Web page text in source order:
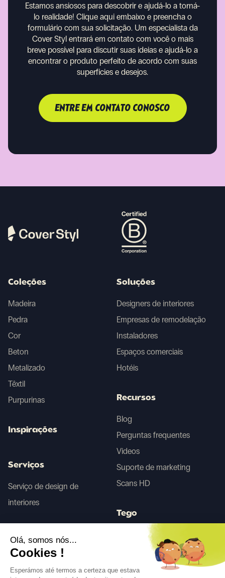
Estamos ansiosos para descobrir e ajudá-lo a torná-
lo realidade! Clique aqui embaixo e preencha o
formulário com sua solicitação. Um especialista da
Cover Styl entrará em contato com você o mais
breve possível para discutir suas ideias e ajudá-lo a
encontrar o produto perfeito de acordo com suas
superfícies e desejos.
ENTRE EM CONTATO CONOSCO
Coleções
Madeira
Pedra
Cor
Beton
Metalizado
Têxtil
Purpurinas
Inspirações
Serviços
Serviço de design de
interiores
Soluções
Designers de interiores
Empresas de remodelação
Instaladores
Espaços comerciais
Hotéis
Recursos
Blog
Perguntas frequentes
Videos
Suporte de marketing
Scans HD
Tego
Antes/Depois IA
Olá, somos nós...
Cookies !
Esperámos até termos a certeza que estava